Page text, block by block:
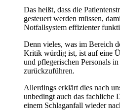
Das heißt, dass die
gesteuert werden müssen,
Notfallsystem effizienter
Denn vieles, was im Bereich
Kritik würdig ist, ist auf eine
und pflegerischen Personals
zurückzuführen.
Allerdings erklärt dies nach
unbedingt auch das fachliche
einem Schlaganfall wieder